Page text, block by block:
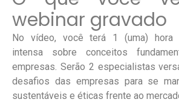
webinar gravado
No vídeo, você terá 1 (uma) hora
intensa sobre conceitos
empresas. Serão 2 especialistas
desafios das empresas para se
sustentáveis e éticas frente ao